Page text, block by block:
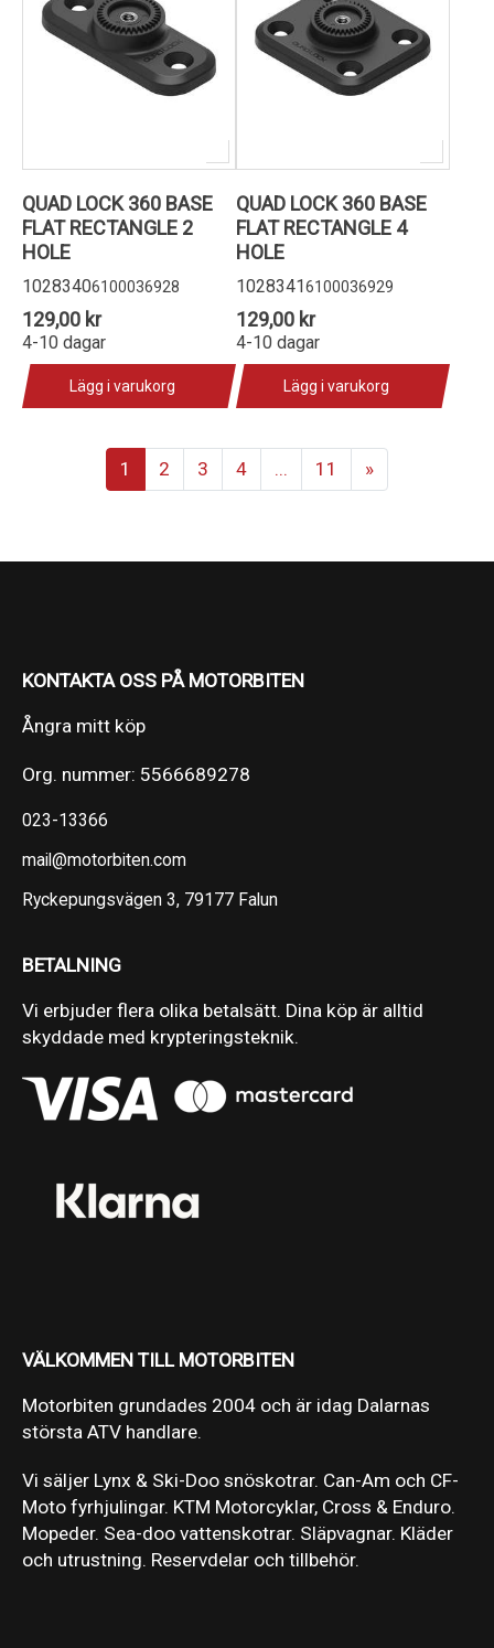
QUAD LOCK 360 BASE
FLAT RECTANGLE 2
HOLE
10283406100036928
129,00 kr
4-10 dagar
Lägg i varukorg
QUAD LOCK 360 BASE
FLAT RECTANGLE 4
HOLE
10283416100036929
129,00 kr
4-10 dagar
Lägg i varukorg
1 2 3 4 ... 11 »
KONTAKTA OSS PÅ MOTORBITEN
Ångra mitt köp
Org. nummer: 5566689278
023-13366
mail@motorbiten.com
Ryckepungsvägen 3, 79177 Falun
BETALNING
Vi erbjuder flera olika betalsätt. Dina köp är alltid
skyddade med krypteringsteknik.
VÄLKOMMEN TILL MOTORBITEN
Motorbiten grundades 2004 och är idag Dalarnas
största ATV handlare.
Vi säljer Lynx & Ski-Doo snöskotrar. Can-Am och CF-
Moto fyrhjulingar. KTM Motorcyklar, Cross & Enduro.
Mopeder. Sea-doo vattenskotrar. Släpvagnar. Kläder
och utrustning. Reservdelar och tillbehör.